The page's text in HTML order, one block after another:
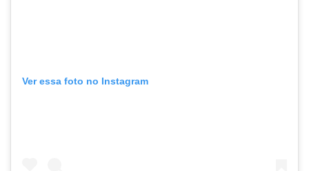
Ver essa foto no Instagram